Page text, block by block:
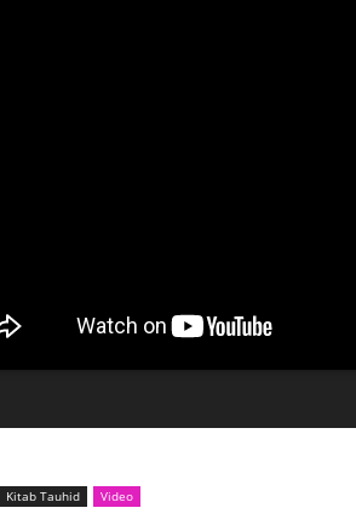
Kitab Tauhid Video